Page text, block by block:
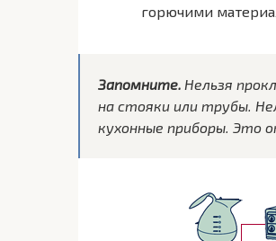
горючими
Запомните. Нельзя
на стояки или трубы.
кухонные приборы. Это